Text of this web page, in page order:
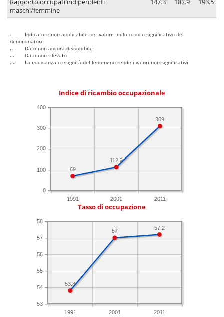
Rapporto occupati indipendenti
maschi/femmine
147.3 182.9 193.5
-
Indicatore non applicabile per valore nullo o poco significativo del
denominatore
..
Dato non ancora disponibile
...
Dato non rilevato
....
La mancanza o esiguità del fenomeno rende i valori non significativi
Indice di ricambio occupazionale
1991 2001 2011
0
100
200
300
400
309
112.2
69
Tasso di occupazione
1991 2001 2011
53
54
55
56
57
58
57.2
57
53.8